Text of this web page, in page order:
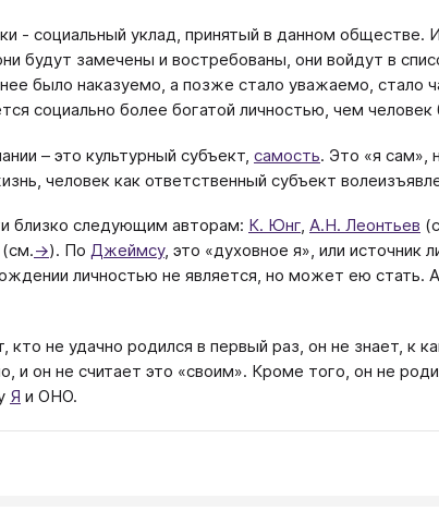
- социальный уклад, принятый в данном обществе.
будут замечены и востребованы, они войдут в
было наказуемо, а позже стало уважаемо, стало
социально более богатой личностью, чем человек
– это культурный субъект, самость. Это «я сам»,
человек как ответственный субъект
близко следующим авторам: К. Юнг, А.Н. Леонтьев
(см.→). По Джеймсу, это «духовное я», или источник
личностью не является, но может ею стать.
кто не удачно родился в первый раз, он не знает, к
и он не считает это «своим». Кроме того, он не
Я и ОНО.